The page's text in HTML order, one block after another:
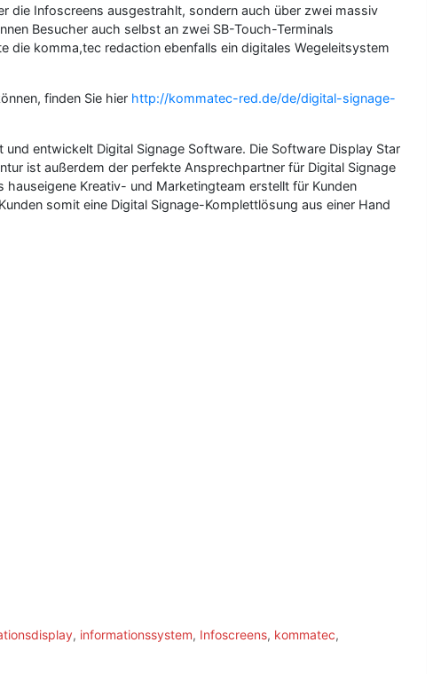
die Infoscreens ausgestrahlt, sondern auch über zwei massiv
Besucher auch selbst an zwei SB-Touch-Terminals
komma,tec redaction ebenfalls ein digitales Wegeleitsystem
finden Sie hier http://kommatec-red.de/de/digital-signage-
entwickelt Digital Signage Software. Die Software Display Star
ist außerdem der perfekte Ansprechpartner für Digital Signage
Kreativ- und Marketingteam erstellt für Kunden
somit eine Digital Signage-Komplettlösung aus einer Hand
, informationssystem, Infoscreens, kommatec,